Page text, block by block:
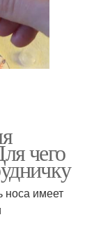
чего
носа имеет